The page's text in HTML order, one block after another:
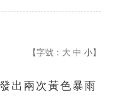
【字號： 大 中 小】
出兩次黃色暴雨